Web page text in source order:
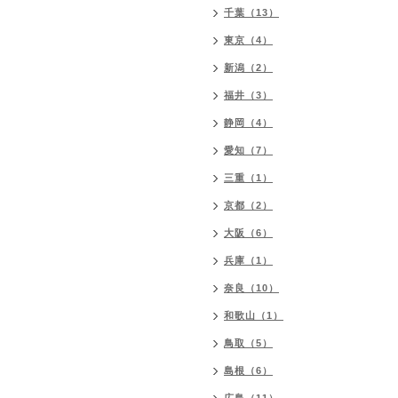
千葉（13）
東京（4）
新潟（2）
福井（3）
静岡（4）
愛知（7）
三重（1）
京都（2）
大阪（6）
兵庫（1）
奈良（10）
和歌山（1）
鳥取（5）
島根（6）